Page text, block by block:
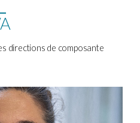
directions de composante